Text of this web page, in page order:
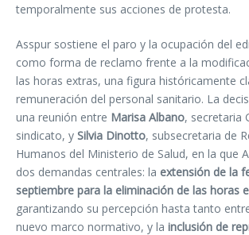
temporalmente sus acciones de protesta.
Asspur sostiene el paro y la ocupación del
como forma de reclamo frente a la
las horas extras, una figura históricamente
remuneración del personal sanitario. La
una reunión entre Marisa Albano, secretaria
sindicato, y Silvia Dinotto, subsecretaria de
Humanos del Ministerio de Salud, en la que
dos demandas centrales: la extensión de la
septiembre para la eliminación de las horas
garantizando su percepción hasta tanto
nuevo marco normativo, y la inclusión de